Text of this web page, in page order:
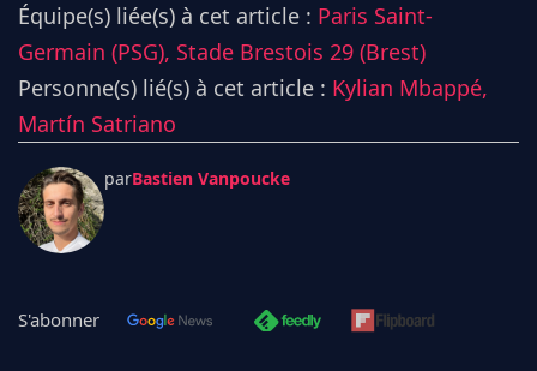
Équipe(s) liée(s) à cet article : Paris Saint-
Germain (PSG), Stade Brestois 29 (Brest)
Personne(s) lié(s) à cet article : Kylian Mbappé,
Martín Satriano
parBastien Vanpoucke
S'abonner